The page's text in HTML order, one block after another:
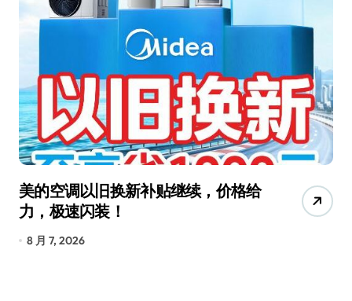
美的空调以旧换新补贴继续，价格给
力，极速闪装！
8 月 7, 2026